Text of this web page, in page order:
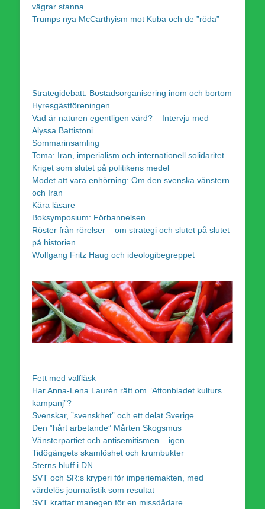
vägrar stanna
Trumps nya McCarthyism mot Kuba och de ”röda”
Strategidebatt: Bostadsorganisering inom och bortom
Hyresgästföreningen
Vad är naturen egentligen värd? – Intervju med
Alyssa Battistoni
Sommarinsamling
Tema: Iran, imperialism och internationell solidaritet
Kriget som slutet på politikens medel
Modet att vara enhörning: Om den svenska vänstern
och Iran
Kära läsare
Boksymposium: Förbannelsen
Röster från rörelser – om strategi och slutet på slutet
på historien
Wolfgang Fritz Haug och ideologibegreppet
Fett med valfläsk
Har Anna-Lena Laurén rätt om ”Aftonbladet kulturs
kampanj”?
Svenskar, ”svenskhet” och ett delat Sverige
Den ”hårt arbetande” Mårten Skogsmus
Vänsterpartiet och antisemitismen – igen.
Tidögängets skamlöshet och krumbukter
Sterns bluff i DN
SVT och SR:s kryperi för imperiemakten, med
värdelös journalistik som resultat
SVT krattar manegen för en missdådare